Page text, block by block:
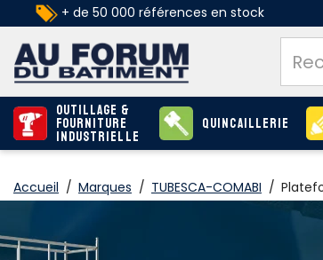
+ de 50 000 références en stock
Outillage &
Fourniture
industrielle
Quincaillerie
Accueil / Marques / TUBESCA-COMABI /